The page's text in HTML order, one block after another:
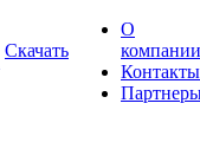
Скачать
О
компании
Контакты